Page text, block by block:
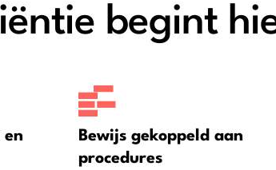
begint
Bewijs gekoppeld aan
procedures